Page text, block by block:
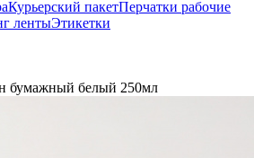
Курьерский пакетПерчатки рабочие
лентыЭтикетки
бумажный белый 250мл